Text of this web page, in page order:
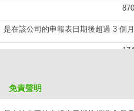
是在該公司的申報表日期後超過 3 個
免責聲明